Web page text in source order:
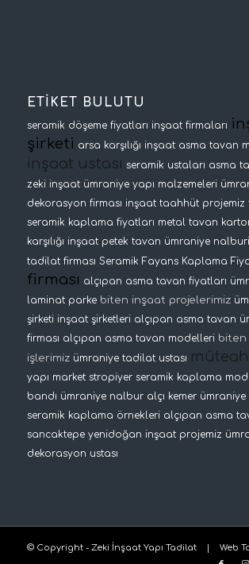
ETİKET BULUTU
seramik döşeme fiyatları inşaat firmaları
şirketi arsa karşılığı inşaat asma tavan
inşaat ustası seramik ustaları asma
zeki inşaat ümraniye yapı malzemeleri
dekorasyon firması inşaat taahhüt projemiz
seramik kaplama fiyatları metal tavan
karşılığı inşaat petek tavan ümraniye
tadilat firması Seramik Fayans Kaplama
firması alçıpan asma tavan fiyatları
laminat parke biten inşaat projelerimiz
şirketi inşaat şirketleri alçıpan asma tavan
firması alçıpan asma tavan modelleri biten
işlerimiz ümraniye tadilat ustası
yapı market stropiyer seramik kaplama
bandı ümraniye nalbur alçı kemer ümraniye
seramik kaplama örnekleri alçıpan asma
sancaktepe yenidoğan inşaat projemiz
dekorasyon ustası
© Copyright - Zeki İnşaat Yapı Tadilat | Web